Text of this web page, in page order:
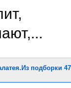
подборки